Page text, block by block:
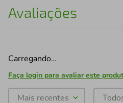
Avaliações
Carregando…
Faça login para avaliar este
Mais recentes